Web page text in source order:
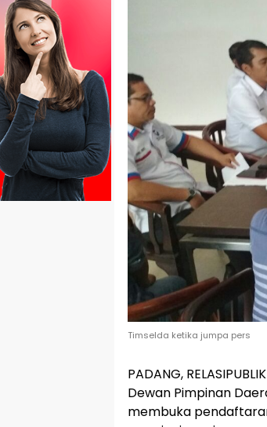
Timselda ketika jumpa pers
PADANG,
Dewan Pimpinan
membuka